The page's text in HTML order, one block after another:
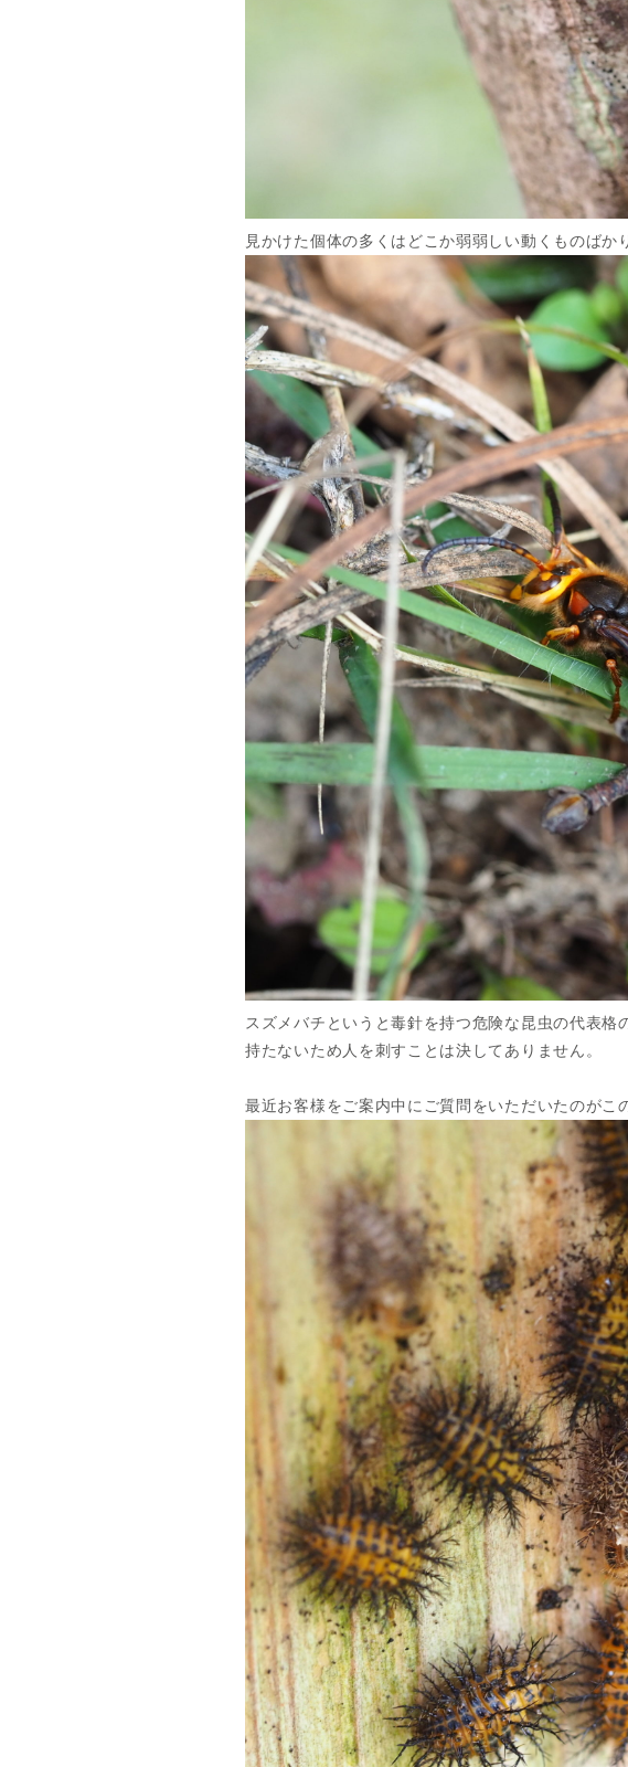
見かけた個体の多くはどこか弱弱しい動くものば
スズメバチというと毒針を持つ危険な昆虫の代表
持たないため人を刺すことは決してありません。
最近お客様をご案内中にご質問をいただいたのがこ